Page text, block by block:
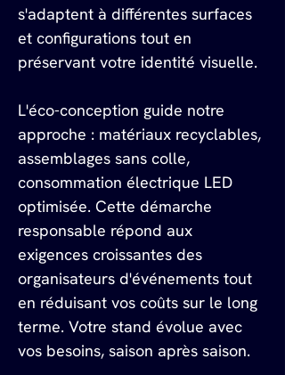
s'adaptent à différentes surfaces
et configurations tout en
préservant votre identité visuelle.
L'éco-conception guide notre
approche : matériaux recyclables,
assemblages sans colle,
consommation électrique LED
optimisée. Cette démarche
responsable répond aux
exigences croissantes des
organisateurs d'événements tout
en réduisant vos coûts sur le long
terme. Votre stand évolue avec
vos besoins, saison après saison.